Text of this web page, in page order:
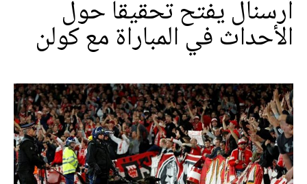
أرسنال يفتح تحقيقا حول
الأحداث في المباراة مع كولن